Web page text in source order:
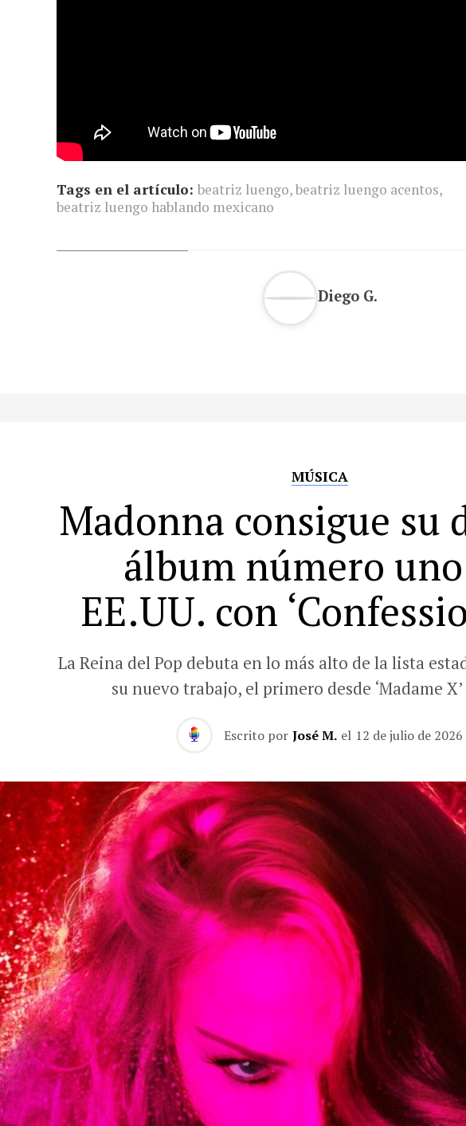
Tags en el artículo: beatriz luengo,beatriz luengo acentos,
beatriz luengo hablando mexicano
Diego G.
MÚSICA
Madonna consigue su
álbum número
EE.UU. con
La Reina del Pop debuta en lo más alto de la lista
su nuevo trabajo, el primero desde ‘Madame X’
Escrito por José M. el 12 de julio de 2026